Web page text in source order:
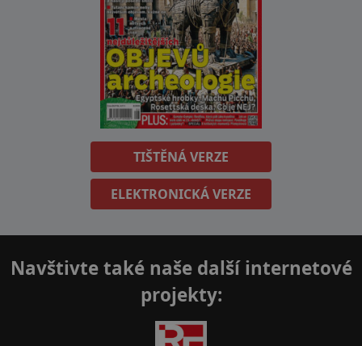
TIŠTĚNÁ VERZE
ELEKTRONICKÁ VERZE
Navštivte také naše další internetové
projekty: